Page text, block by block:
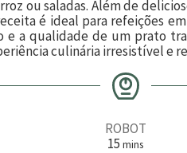
ou saladas. Além de
é ideal para refeições
e a qualidade de um prato
culinária irresistível e
ROBOT
15m
mins